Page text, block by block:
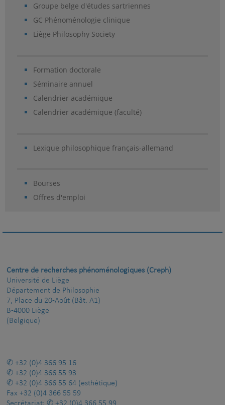
Groupe belge d'études sartriennes
GC Phénoménologie clinique
Liège Philosophy Society
Formation doctorale
Séminaire annuel
Calendrier académique
Calendrier académique (faculté)
Lexique philosophique français-allemand
Bourses
Offres d'emploi
Centre de recherches phénoménologiques (Creph)
Université de Liège
Département de Philosophie
7, Place du 20-Août (Bât. A1)
B-4000 Liège
(Belgique)
+32 (0)4 366 95 16
+32 (0)4 366 55 93
+32 (0)4 366 55 64 (esthétique)
Fax +32 (0)4 366 55 59